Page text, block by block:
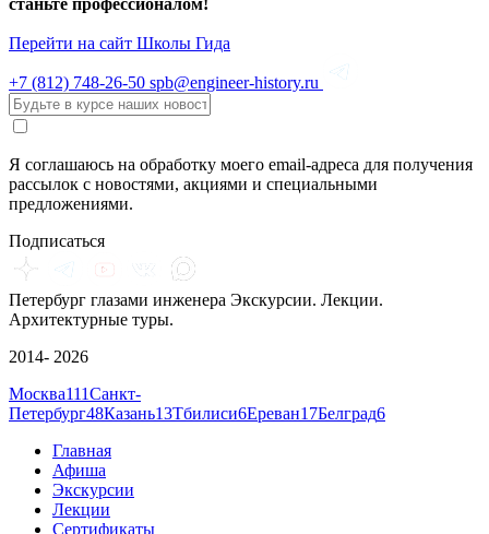
станьте профессионалом!
Перейти на сайт Школы Гида
+7 (812) 748-26-50 spb@engineer-history.ru
Я соглашаюсь на обработку моего email-адреса для получения
рассылок с новостями, акциями и специальными
предложениями.
Подписаться
Петербург глазами инженера Экскурсии. Лекции.
Архитектурные туры.
2014- 2026
Москва111Санкт-
Петербург48Казань13Тбилиси6Ереван17Белград6
Главная
Афиша
Экскурсии
Лекции
Сертификаты